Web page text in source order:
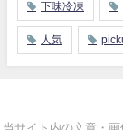
下味冷凍
人気